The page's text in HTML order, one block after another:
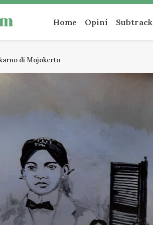
Home Opini Subtrack
di Mojokerto